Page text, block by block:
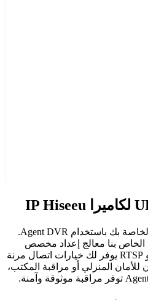
قم بتكوين Hiseeu كاميرات IP الخاصة بك باستخدام Agent DVR.
الخاص بنا معالج إعداد مخصص
لطرز Hiseeu، وتوافق ONVIF و RTSP يوفر لك خيارات اتصال مرنة
للأمان المنزلي أو مراقبة المكتب،